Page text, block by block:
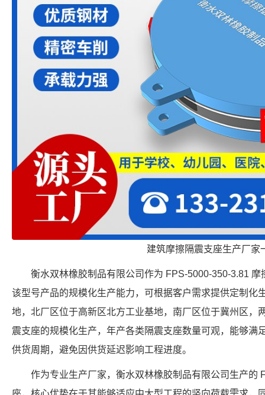
建筑摩擦隔震支座生产厂家
衡水双林橡胶制品有限公司作为 FPS-5000-350-3.81
该型号产品的规模化生产能力，可根据客户需求提供定制化
地，北厂区位于高新区北方工业基地，南厂区位于冀州区，
震支座的规模化生产，年产各类隔震支座数量可观，能够满
供货周期，避免因供货延迟影响工程进度。
作为专业生产厂家，衡水双林橡胶制品有限公司生产的